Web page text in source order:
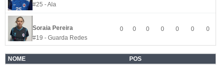
#25 - Ala
Soraia Pereira
#19 - Guarda Redes
0 0 0 0 0 0 0
NOME POS